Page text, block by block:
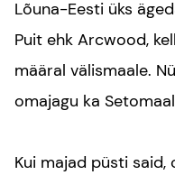
Lõuna-Eesti üks
Puit ehk Arcwood,
määral välismaale.
omajagu ka
Kui majad püsti said,